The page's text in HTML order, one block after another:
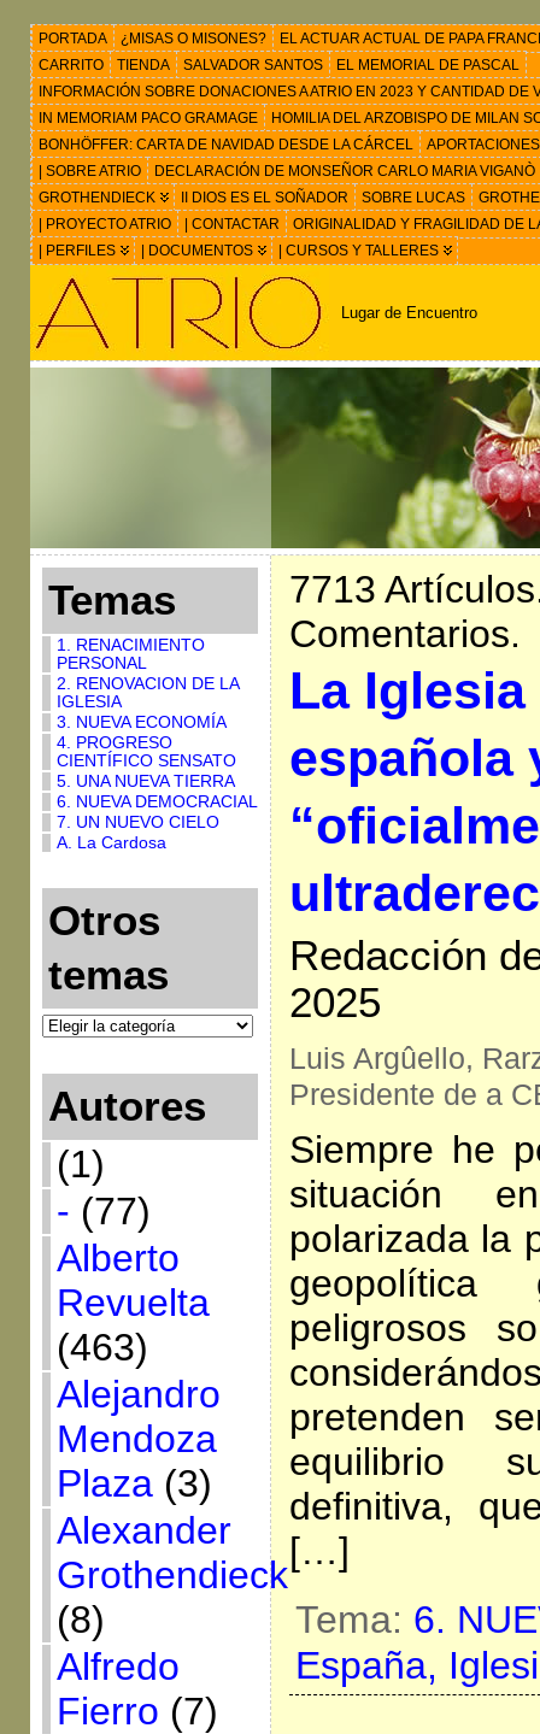
PORTADA ¿MISAS O MISONES?
EL ACTUAR ACTUAL DE PAPA
CARRITO
TIENDA SALVADOR SANTOS
EL MEMORIAL DE PASCAL
INFORMACIÓN SOBRE DONACIONES A ATRIO EN 2023 Y CANTIDAD
IN MEMORIAM PACO GRAMAGE
HOMILIA DEL ARZOBISPO DE MILAN
BONHÖFFER: CARTA DE NAVIDAD DESDE LA CÁRCEL
| SOBRE ATRIO
DECLARACIÓN DE MONSEÑOR CARLO MARIA VIGANÒ
GROTHENDIECK
II DIOS ES EL SOÑADOR SOBRE LUCAS
| PROYECTO ATRIO
| CONTACTAR
ORIGINALIDAD Y FRAGILIDAD DE
| PERFILES
| DOCUMENTOS | CURSOS Y TALLERES
Lugar de Encuentro
Temas
1. RENACIMIENTO
PERSONAL
2. RENOVACION DE LA
IGLESIA
3. NUEVA ECONOMÍA
4. PROGRESO
CIENTÍFICO SENSATO
5. UNA NUEVA TIERRA
6. NUEVA DEMOCRACIAL
7. UN NUEVO CIELO
A. La Cardosa
Otros
temas
Autores
(1)
- (77)
Alberto
Revuelta
(463)
Alejandro
Mendoza
Plaza(3)
Alexander
Grothendieck
(8)
Alfredo
Fierro (7)
7713
Comentarios.
La
española
Redacción
2025
Luis Argûello,
Presidente de a
Siempre he
situación
polarizada la
peligrosos
pretenden
equilibrio
definitiva,
[…]
Tema: 6.
España,